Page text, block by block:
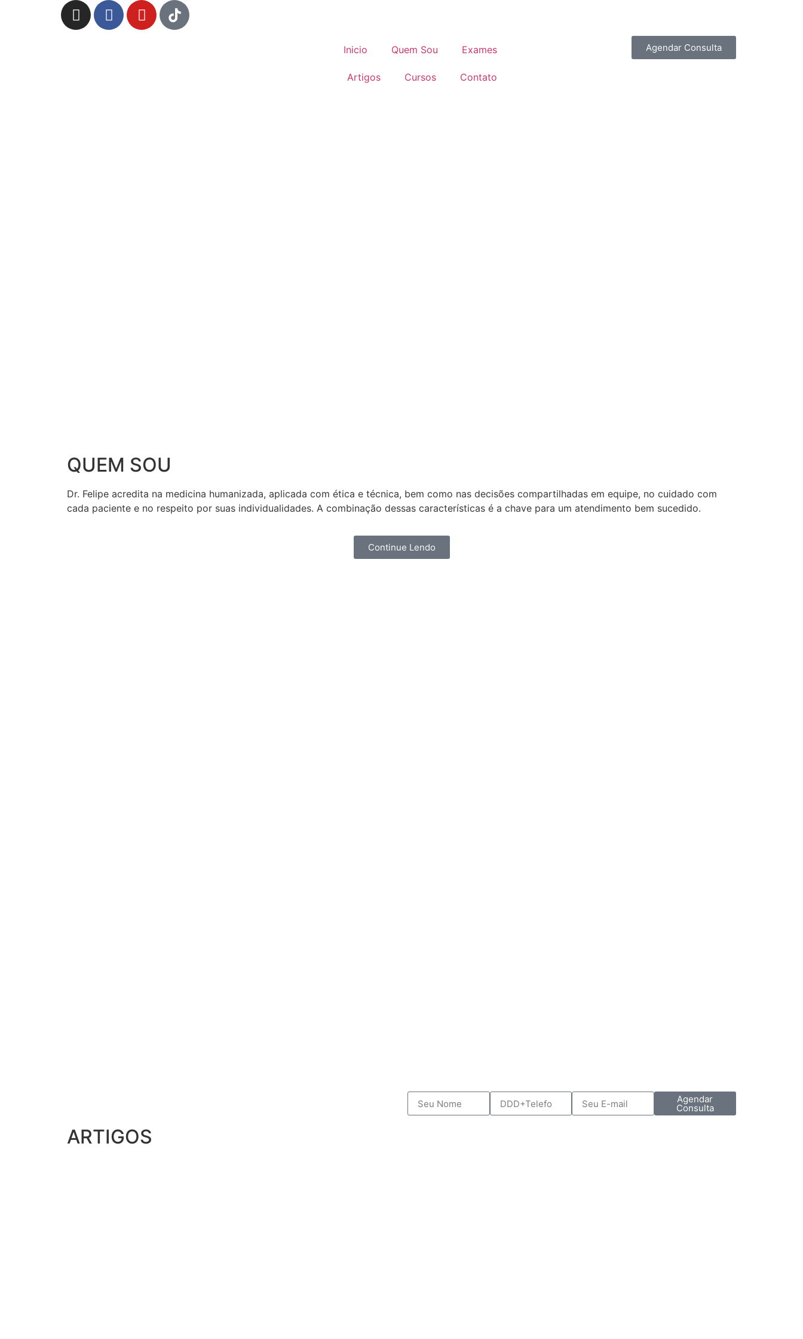
Inicio Quem Sou Exames
Artigos Cursos Contato
Agendar Consulta
QUEM SOU
Dr. Felipe acredita na medicina humanizada, aplicada com ética e técnica, bem como nas decisões compartilhadas em equipe, no cuidado com
cada paciente e no respeito por suas individualidades. A combinação dessas características é a chave para um atendimento bem sucedido.
Continue Lendo
Agendar
Consulta
ARTIGOS